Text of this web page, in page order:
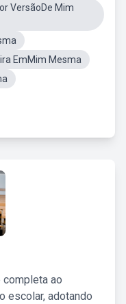
VersãoDe Mim
EmMim Mesma
completa ao
escolar, adotando